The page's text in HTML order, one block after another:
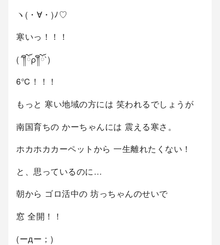
ヽ(・∀・)ﾉ♡
寒いっ！！！
(´༎ຶོρ༎ຶོ`)
6℃！！！
もっと 寒い地域の方には 笑われるでしょうが
南国育ちの かーちゃんには 震える寒さ。
ホカホカカーペットから 一生離れたくない！
と、思っているのに…
朝から ゴロ活中の 坊っちゃんのせいで
窓 全開！！
(ーдー；)